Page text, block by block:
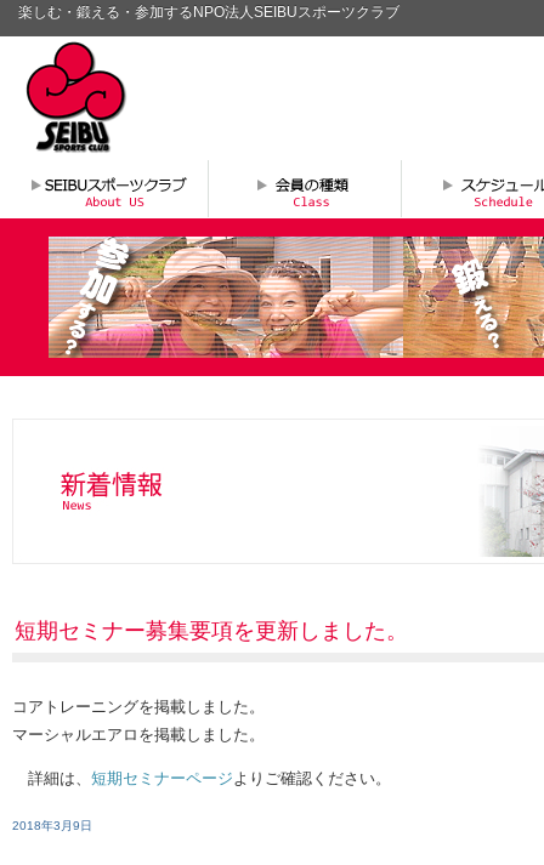
楽しむ・鍛える・参加するNPO法人SEIBUスポーツクラブ
短期セミナー募集要項を更新しました。
コアトレーニングを掲載しました。
マーシャルエアロを掲載しました。
詳細は、 短期セミナーページよりご確認ください。
2018年3月9日